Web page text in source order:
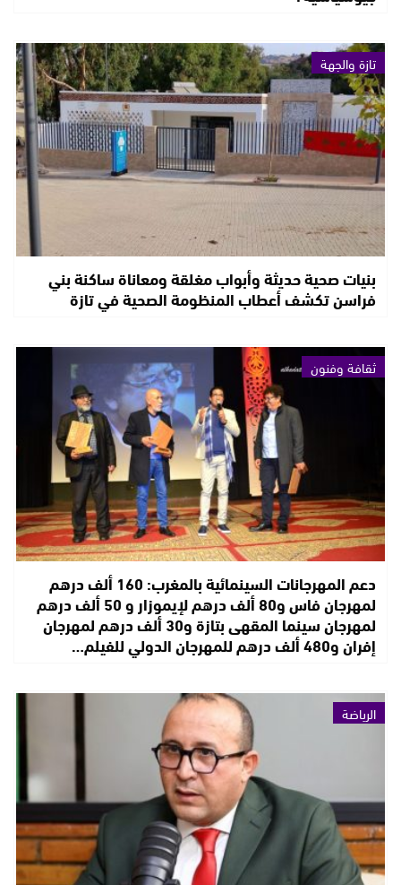
تازة والجهة
بنيات صحية حديثة وأبواب مغلقة ومعاناة ساكنة بني
فراسن تكشف أعطاب المنظومة الصحية في تازة
ثقافة وفنون
دعم المهرجانات السينمائية بالمغرب: 160 ألف درهم
لمهرجان فاس و80 ألف درهم لإيموزار و 50 ألف درهم
لمهرجان سينما المقهى بتازة و30 ألف درهم لمهرجان
إفران و480 ألف درهم للمهرجان الدولي للفيلم…
الرياضة